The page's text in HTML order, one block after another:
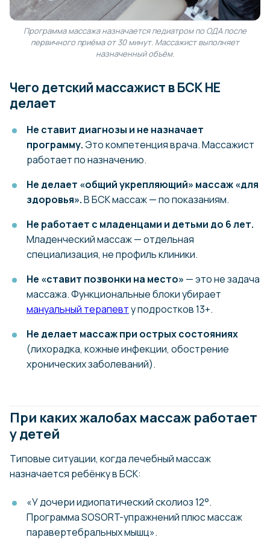
Программа массажа назначается педиатром по ОДА после
первичного приёма от 30 минут. Массажист выполняет
назначенный объём.
Чего детский массажист в БСК НЕ
делает
Не ставит диагнозы и не назначает
программу. Это компетенция врача. Массажист
работает по назначению.
Не делает «общий укрепляющий» массаж «для
здоровья».В БСК массаж — по показаниям.
Не работает с младенцами и детьми до 6 лет.
Младенческий массаж — отдельная
специализация, не профиль клиники.
Не «ставит позвонки на место» — это не задача
массажа. Функциональные блоки убирает
мануальный терапевту подростков 13+.
Не делает массаж при острых состояниях
(лихорадка, кожные инфекции, обострение
хронических заболеваний).
При каких жалобах массаж работает
у детей
Типовые ситуации, когда лечебный массаж
назначается ребёнку в БСК:
«У дочери идиопатический сколиоз 12°.
Программа SOSORT-упражнений плюс массаж
паравертебральных мышц».